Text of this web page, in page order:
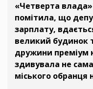
«Четверта влада»
помітила, що
зарплату,
великий будинок
дружини преміум
здивувала не
міського обранця